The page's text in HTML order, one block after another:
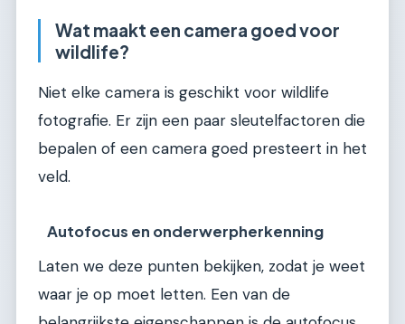
Wat maakt een camera goed voor
wildlife?
Niet elke camera is geschikt voor wildlife
fotografie. Er zijn een paar sleutelfactoren die
bepalen of een camera goed presteert in het
veld.
Autofocus en onderwerpherkenning
Laten we deze punten bekijken, zodat je weet
waar je op moet letten. Een van de